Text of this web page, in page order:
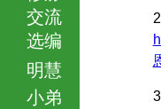
交流
选编
明慧
小弟